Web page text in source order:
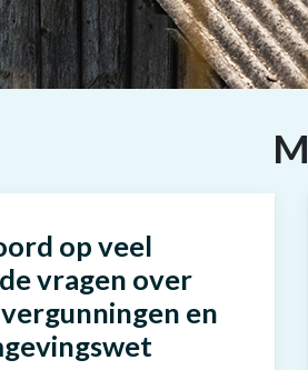
op veel
vragen over
en